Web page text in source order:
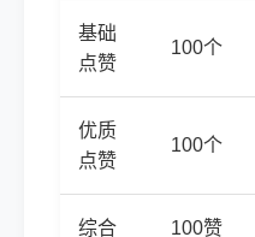
基础
点赞
100个
优质
点赞
100个
综合 100赞